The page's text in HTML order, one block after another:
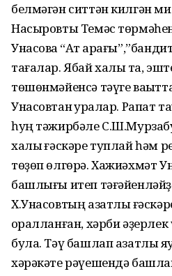
белмәгән ситтән килгән
Насыровты Темәс
Унасовҡа “Ат
тағалар. Ябай халыҡ та,
төшөнмәйенсә тәүге
Унасовтан ҡурҡалар.
һуң тәжирбәле
халыҡ ғәскәре туплай һәм
төҙөп өлгөрә. Хажиәхмәт
башлығы итеп
Х.Унасовтың азатлыҡ
ҡоралланған, хәрби
була. Тәү башлап азатлыҡ
хәрәкәте рәүешендә